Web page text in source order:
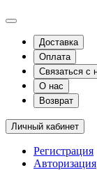
Доставка
Оплата
Связаться с
О нас
Возврат
Личный кабинет
Регистрация
Авторизация